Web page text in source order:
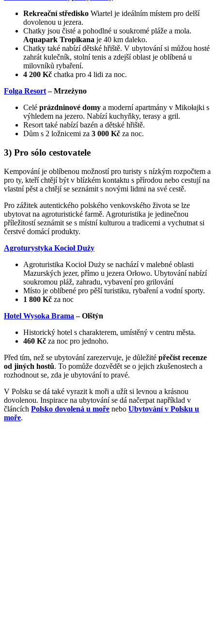
Rekreační středisko Wiartel je ideálním místem pro delší
dovolenou u jezera.
Chatky jsou čisté a pohodlné u soukromé pláže a mola.
Aquapark Tropikana je 40 km daleko.
Chatky také nabízí dětské hřiště. V ubytování si můžou hosté
zahrát kulečník, stolní tenis a zdejší oblast je oblíbená u
milovníků rybaření.
4 200 Kč chatka pro 4 lidi za noc.
Folga Resort– Mrzeżyno
Celé prázdninové domy a moderní apartmány v Mikołajki s
výhledem na jezero. Nabízí kuchyňky, terasy a gril.
Resort také nabízí bazén a dětské hřiště.
Dům s 2 ložnicemi za 3 000 Kč za noc.
3) Pro sólo cestovatele
Kempování je oblíbenou možností pro turisty s nízkým rozpočtem a
pro ty, kteří chtějí být v blízkém kontaktu s přírodou nebo cestují na
vlastní pěst a chtějí se seznámit s novými lidmi na své cestě.
Pro zážitek autentického polského venkovského života se lze
ubytovat na agroturistické farmě. Agroturistika je jedinečnou
příležitostí seznámit se s místní kulturou a tradicemi a vychutnat si
čerstvé domácí produkty.
Agroturystyka Kocioł Duży
Agroturistika Kocioł Duży se nachází v malebné oblasti
Mazurských jezer, přímo u jezera Orłowo. Ubytování nabízí
soukromou pláž, zahradu, vybavení pro grilování
Místo je oblíbené pro pěší turistiku, rybaření a vodní sporty.
1 800 Kč za noc
Hotel Wysoka Brama – Olštýn
Historický hotel s charakterem, umístěný v centru města.
460 Kč za noc pro jednoho.
Před tím, než se ubytování zarezervuje, je důležité přečíst recenze
od jiných hostů. To pomůže dozvědět se o jejich zkušenostech a
rozhodnout se, zda je ubytování to pravé.
V Polsku se dá také vyrazit k moři a užít si levnou a krásnou
dovolenou. Inspirace na ubytování se dá načerpat například v
článcích Polsko dovolená u moře nebo Ubytování v Polsku u
moře.